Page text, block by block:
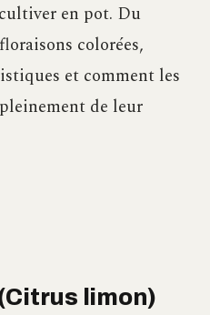
en pot. Du
colorées,
et comment les
de leur
limon)